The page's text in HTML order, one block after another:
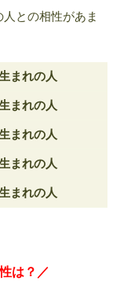
との相性があま
まれの人
まれの人
まれの人
まれの人
まれの人
は？／